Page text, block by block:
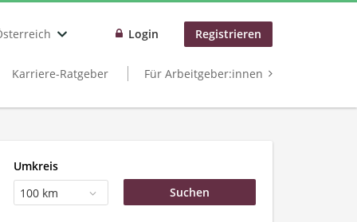
Login Registrieren
Karriere-Ratgeber Für Arbeitgeber:innen
Umkreis
100 km